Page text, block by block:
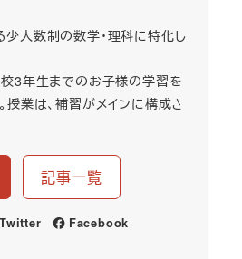
人数制の数学・理科に特化し
3年生までのお子様の学習を
授業は、補習がメインに構成さ
記事一覧
Twitter
Facebook